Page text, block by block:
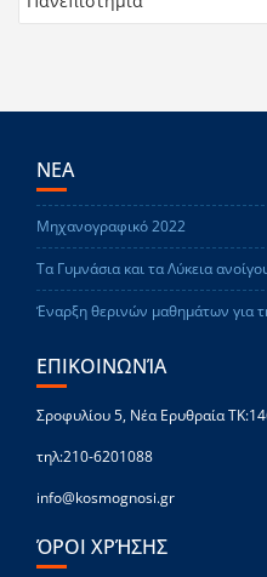
ΝΕΑ
Μηχανογραφικό 2022
Τα Γυμνάσια και τα Λύκεια
Έναρξη θερινών μαθημάτων για τη
ΕΠΙΚΟΙΝΩΝΊΑ
Σροφυλίου 5, Νέα Ερυθραία
τηλ:210-6201088
info@kosmognosi.gr
ΌΡΟΙ ΧΡΉΣΗΣ